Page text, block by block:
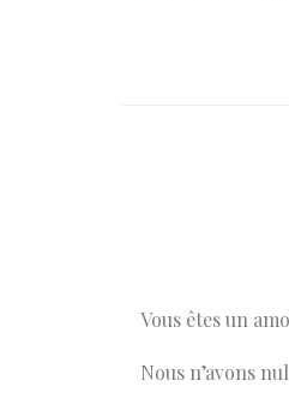
Vous êtes un
Nous n’avons